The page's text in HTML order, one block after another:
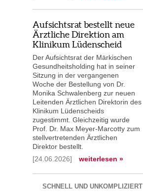
Aufsichtsrat bestellt neue
Ärztliche Direktion am
Klinikum Lüdenscheid
Der Aufsichtsrat der Märkischen
Gesundheitsholding hat in seiner
Sitzung in der vergangenen
Woche der Bestellung von Dr.
Monika Schwalenberg zur neuen
Leitenden Ärztlichen Direktorin des
Klinikum Lüdenscheids
zugestimmt. Gleichzeitig wurde
Prof. Dr. Max Meyer-Marcotty zum
stellvertretenden Ärztlichen
Direktor bestellt.
[24.06.2026]
weiterlesen »
SCHNELL UND UNKOMPLIZIERT